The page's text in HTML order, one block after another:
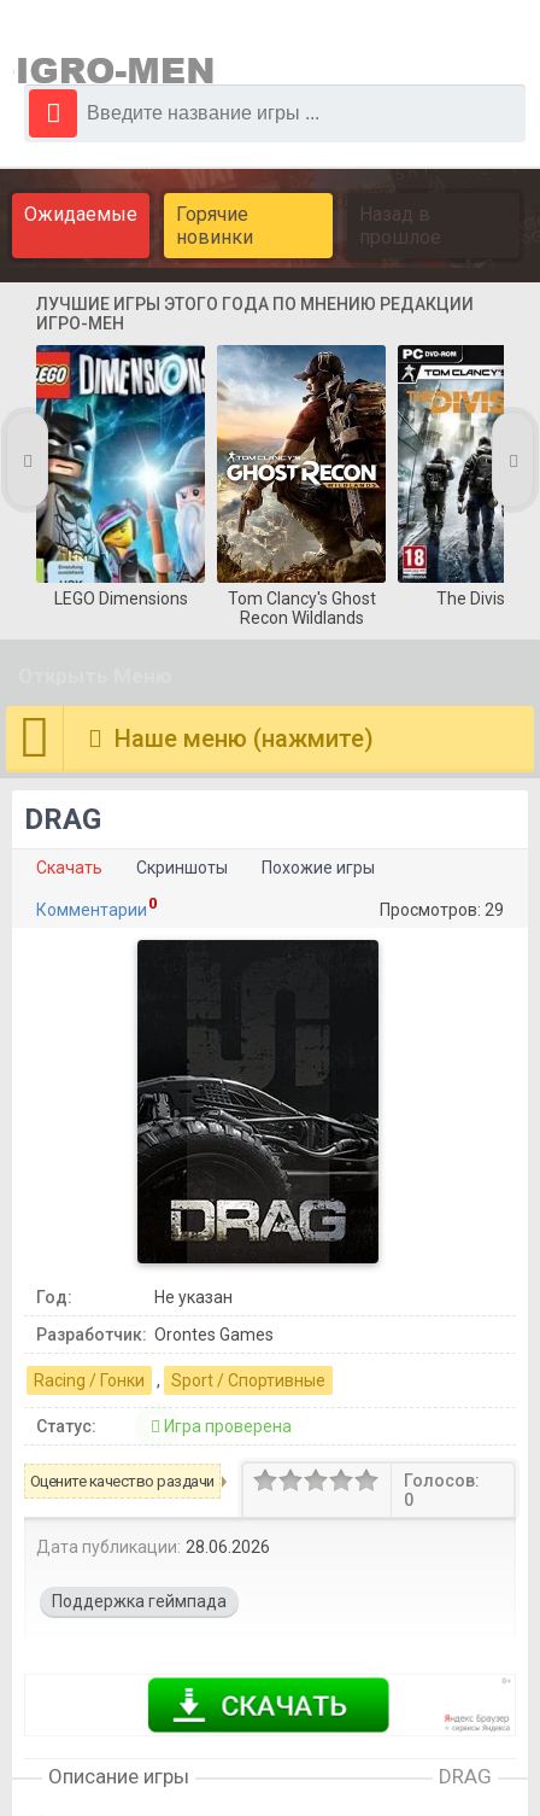
Ожидаемые
Горячие
новинки
Назад в
прошлое
ЛУЧШИЕ ИГРЫ ЭТОГО ГОДА ПО МНЕНИЮ РЕДАКЦИИ
ИГРО-МЕН
LEGO Dimensions
Tom Clancy's Ghost
Recon Wildlands
The Division
Наше меню (нажмите)
DRAG
Скачать Скриншоты Похожие игры
Комментарии 0 Просмотров: 29
Год:
Не указан
Разработчик: Orontes Games
Racing / Гонки , Sport / Спортивные
Статус: Игра проверена
Оцените качество раздачи
Голосов:
0
Дата публикации: 28.06.2026
Поддержка геймпада
Описание игры DRAG